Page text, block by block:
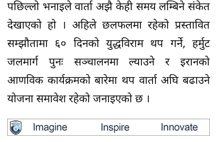
पछिल्लो भनाइले वार्ता अझै केही समय लम्बिने संकेत
देखाएको हाे । अहिले छलफलमा रहेको प्रस्तावित
सम्झौतामा ६० दिनको युद्धविराम थप गर्ने, हर्मुट
जलमार्ग पुनः सञ्चालनमा ल्याउने र इरानको
आणविक कार्यक्रमकाे बारेमा थप वार्ता अघि बढाउने
योजना समावेश रहेको जनाइएकाे छ ।